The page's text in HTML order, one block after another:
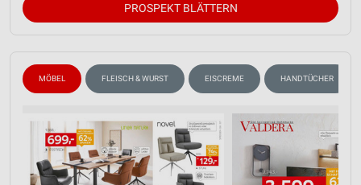
PROSPEKT BLÄTTERN
MÖBEL FLEISCH & WURST EISCREME HANDTÜCHER